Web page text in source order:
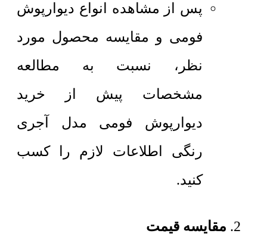
پس از مشاهده انواع دیوارپوش
فومی و مقایسه محصول مورد
نظر، نسبت به مطالعه
مشخصات پیش از خرید
دیوارپوش فومی مدل آجری
رنگی اطلاعات لازم را کسب
کنید.
مقایسه قیمت